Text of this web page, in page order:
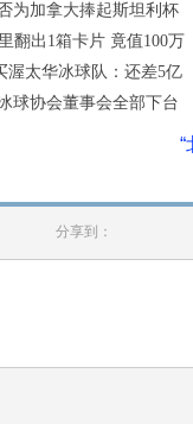
为加拿大捧起斯坦利杯
翻出1箱卡片 竟值100万
渥太华冰球队：还差5亿
球协会董事会全部下台
“
分享到：